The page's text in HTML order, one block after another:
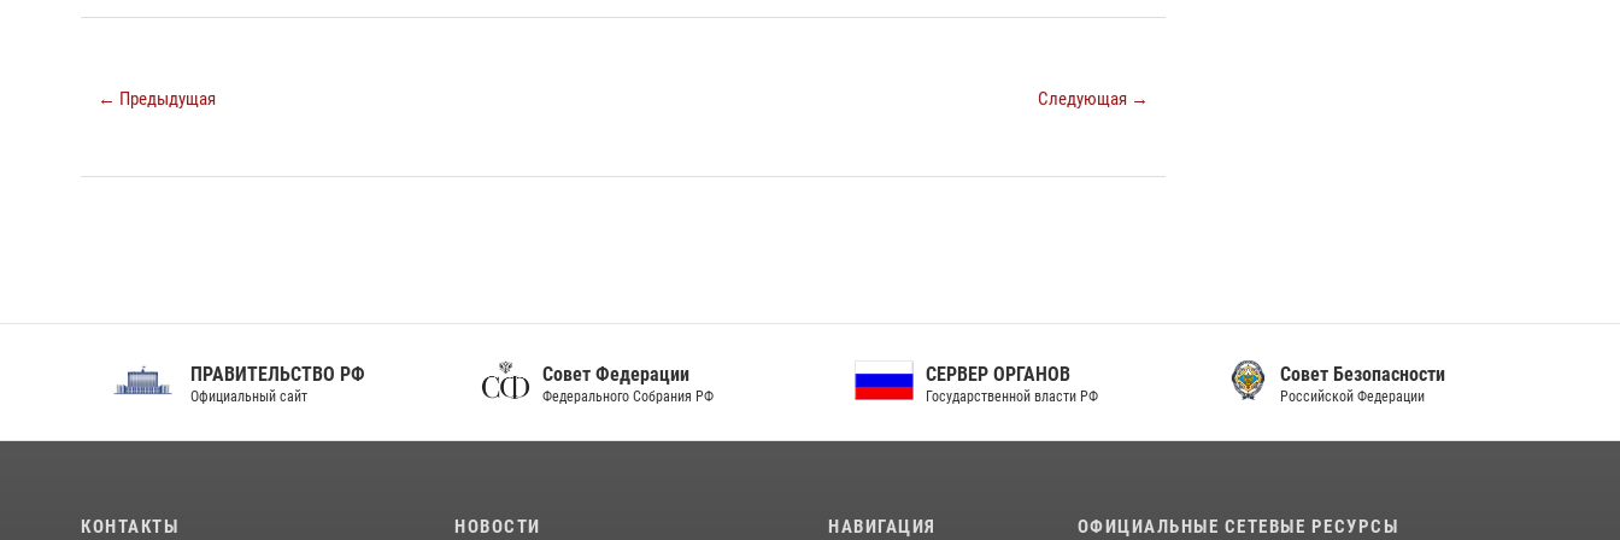
← Предыдущая Следующая →
ПРАВИТЕЛЬСТВО РФ
Официальный сайт
Совет Федерации
Федерального Собрания РФ
СЕРВЕР ОРГАНОВ
Государственной власти РФ
Совет Безопасности
Российской Федерации
КОНТАКТЫ НОВОСТИ НАВИГАЦИЯ ОФИЦИАЛЬНЫЕ СЕТЕВЫЕ РЕСУРСЫ